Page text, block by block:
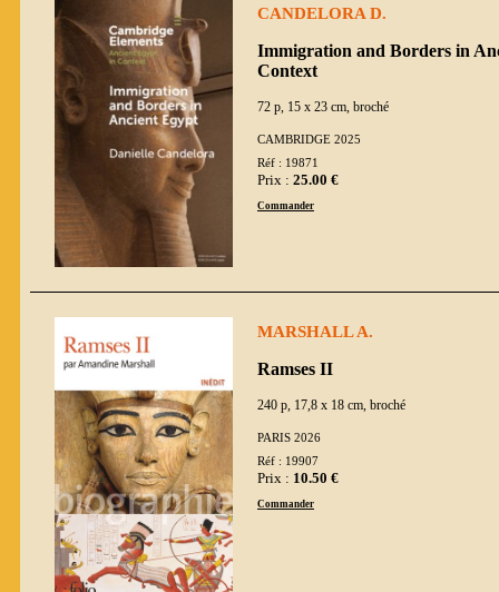
CANDELORA D.
Immigration and Borders in
Context
72 p, 15 x 23 cm, broché
CAMBRIDGE 2025
Réf : 19871
Prix : 25.00 €
Commander
MARSHALL A.
Ramses II
240 p, 17,8 x 18 cm, broché
PARIS 2026
Réf : 19907
Prix : 10.50 €
Commander